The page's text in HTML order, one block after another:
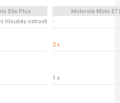
E6s Plus
Motorola Moto E7
hloubky ostrosti -
2 x
1 x